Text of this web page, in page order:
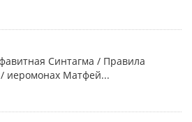
Синтагма / Правила
иеромонах Матфей...